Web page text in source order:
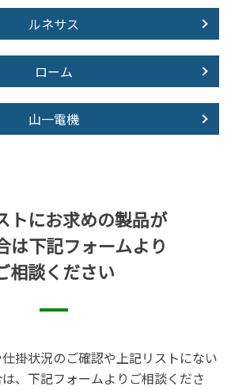
ルネサス
ローム
山一電機
トにお求めの製品が
は下記フォームより
相談ください
掛状況のご確認や上記リストにない
、下記フォームよりご相談くださ